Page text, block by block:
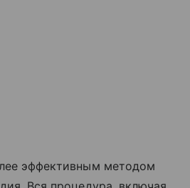
эффективным методом